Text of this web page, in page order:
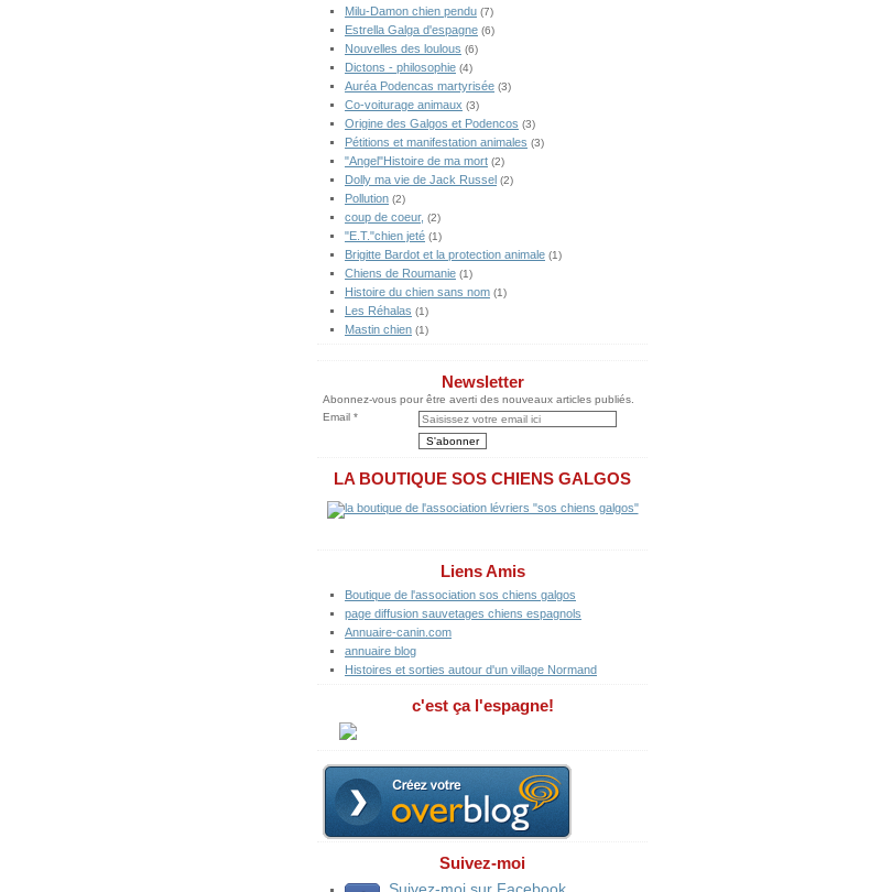
Milu-Damon chien pendu (7)
Estrella Galga d'espagne (6)
Nouvelles des loulous (6)
Dictons - philosophie (4)
Auréa Podencas martyrisée (3)
Co-voiturage animaux (3)
Origine des Galgos et Podencos (3)
Pétitions et manifestation animales (3)
"Angel"Histoire de ma mort (2)
Dolly ma vie de Jack Russel (2)
Pollution (2)
coup de coeur, (2)
"E.T."chien jeté (1)
Brigitte Bardot et la protection animale (1)
Chiens de Roumanie (1)
Histoire du chien sans nom (1)
Les Réhalas (1)
Mastin chien (1)
Newsletter
Abonnez-vous pour être averti des nouveaux articles publiés.
Email
LA BOUTIQUE SOS CHIENS GALGOS
Liens Amis
Boutique de l'association sos chiens galgos
page diffusion sauvetages chiens espagnols
Annuaire-canin.com
annuaire blog
Histoires et sorties autour d'un village Normand
c'est ça l'espagne!
Suivez-moi